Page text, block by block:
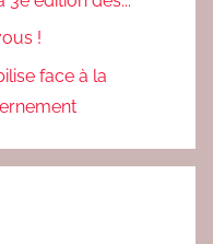
!
face à la